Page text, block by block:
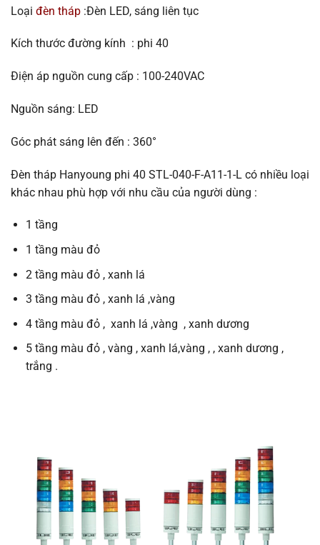
Loại đèn tháp :Đèn LED, sáng liên tục
Kích thước đường kính : phi 40
Điện áp nguồn cung cấp : 100-240VAC
Nguồn sáng: LED
Góc phát sáng lên đến : 360°
Đèn tháp Hanyoung phi 40 STL-040-F-A11-1-L có nhiều loại
khác nhau phù hợp với nhu cầu của người dùng :
1 tầng
1 tầng màu đỏ
2 tầng màu đỏ , xanh lá
3 tầng màu đỏ , xanh lá ,vàng
4 tầng màu đỏ , xanh lá ,vàng , xanh dương
5 tầng màu đỏ , vàng , xanh lá,vàng , , xanh dương ,
trắng .